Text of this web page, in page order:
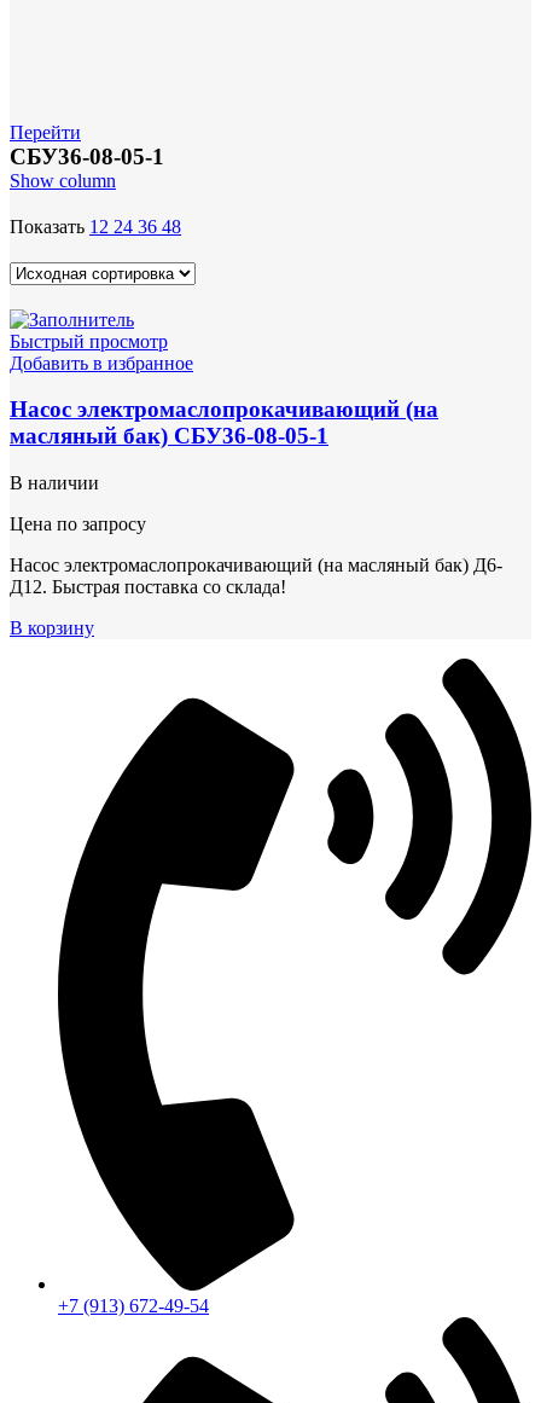
Перейти
СБУ36-08-05-1
Show column
Показать 12 24 36 48
Быстрый просмотр
Добавить в избранное
Насос электромаслопрокачивающий (на
масляный бак) СБУ36-08-05-1
В наличии
Цена по запросу
Насос электромаслопрокачивающий (на масляный бак) Д6-
Д12. Быстрая поставка со склада!
В корзину
+7 (913) 672-49-54